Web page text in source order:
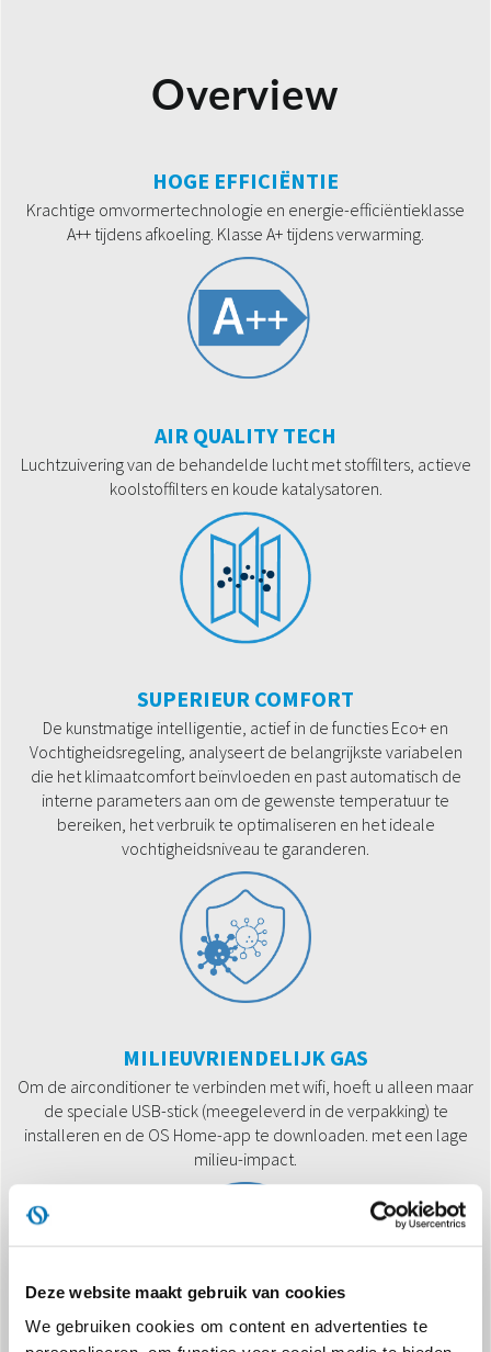
Deze website maakt gebruik van cookies
We gebruiken cookies om content en advertenties te
Overview
HOGE EFFICIËNTIE
Krachtige omvormertechnologie en energie-efficiëntieklasse
A++ tijdens afkoeling. Klasse A+ tijdens verwarming.
AIR QUALITY TECH
Luchtzuivering van de behandelde lucht met stoffilters, actieve
koolstoffilters en koude katalysatoren.
SUPERIEUR COMFORT
De kunstmatige intelligentie, actief in de functies Eco+ en
Vochtigheidsregeling, analyseert de belangrijkste variabelen
die het klimaatcomfort beïnvloeden en past automatisch de
interne parameters aan om de gewenste temperatuur te
bereiken, het verbruik te optimaliseren en het ideale
vochtigheidsniveau te garanderen.
MILIEUVRIENDELIJK GAS
Om de airconditioner te verbinden met wifi, hoeft u alleen maar
de speciale USB-stick (meegeleverd in de verpakking) te
installeren en de OS Home-app te downloaden. met een lage
milieu-impact.